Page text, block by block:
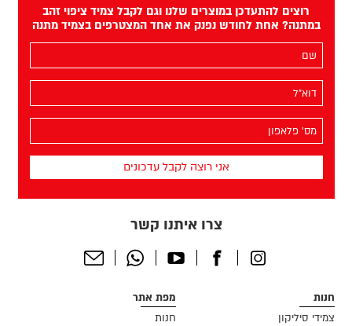
רוצים להתעדכן במוצרים שלנו וגם לקבל צמיד ציפוי זהב
במתנה? אחת לחודש נפנק את אחד המצטרפים בצמיד מתנה
שלך
שלך
הפלאפון
צרו איתנו קשר
Instagram
Facebook
Youtube
Whatsapp
Send
חנות
צמידי סיליקון
מפת אתר
חנות